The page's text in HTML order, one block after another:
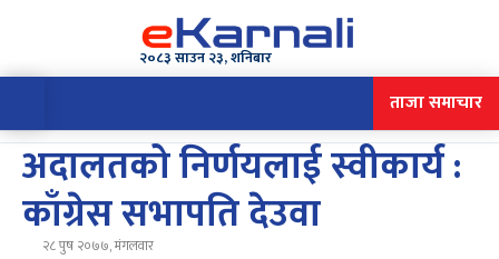
२०८३ साउन २३, शनिबार
ताजा समाचार
अदालतको निर्णयलाई स्वीकार्य :
काँग्रेस सभापति देउवा
२८ पुष २०७७, मंगलवार